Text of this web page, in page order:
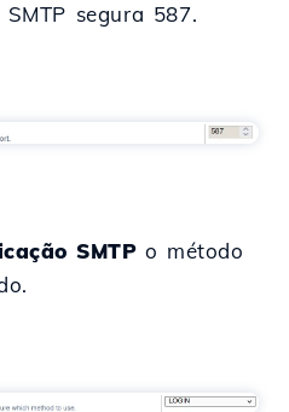
segura 587.
SMTP o método